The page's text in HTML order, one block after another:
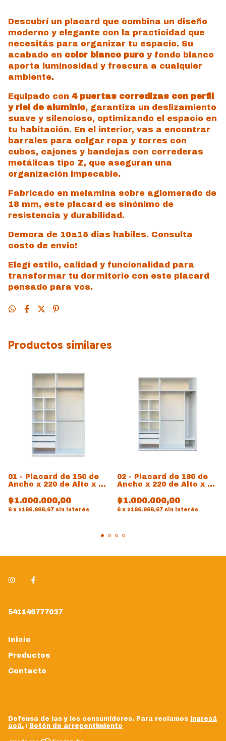
Descubrí un placard que combina un diseño
moderno y elegante con la practicidad que
necesitás para organizar tu espacio. Su
acabado en color blanco puro y fondo blanco
aporta luminosidad y frescura a cualquier
ambiente.
Equipado con 4 puertas corredizas con perfil
y riel de aluminio, garantiza un deslizamiento
suave y silencioso, optimizando el espacio en
tu habitación. En el interior, vas a encontrar
barrales para colgar ropa y torres con
cubos, cajones y bandejas con correderas
metálicas tipo Z, que aseguran una
organización impecable.
Fabricado en melamina sobre aglomerado de
18 mm, este placard es sinónimo de
resistencia y durabilidad.
Demora de 10a15 dias habiles. Consulta
costo de envio!
Elegí estilo, calidad y funcionalidad para
transformar tu dormitorio con este placard
pensado para vos.
Productos similares
01 - Placard de 150 de
Ancho x 220 de Alto x 60
$1.000.000,00
6 x $166.666,67 sin interés
02 - Placard de 180 de
Ancho x 220 de Alto x 54
$1.000.000,00
6 x $166.666,67 sin interés
541149777037
Inicio
Productos
Contacto
Defensa de las y los consumidores. Para reclamos ingresá
acá. / Botón de arrepentimiento